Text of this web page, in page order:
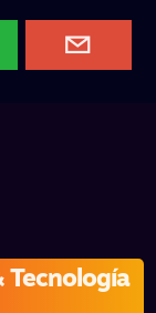
Tecnología